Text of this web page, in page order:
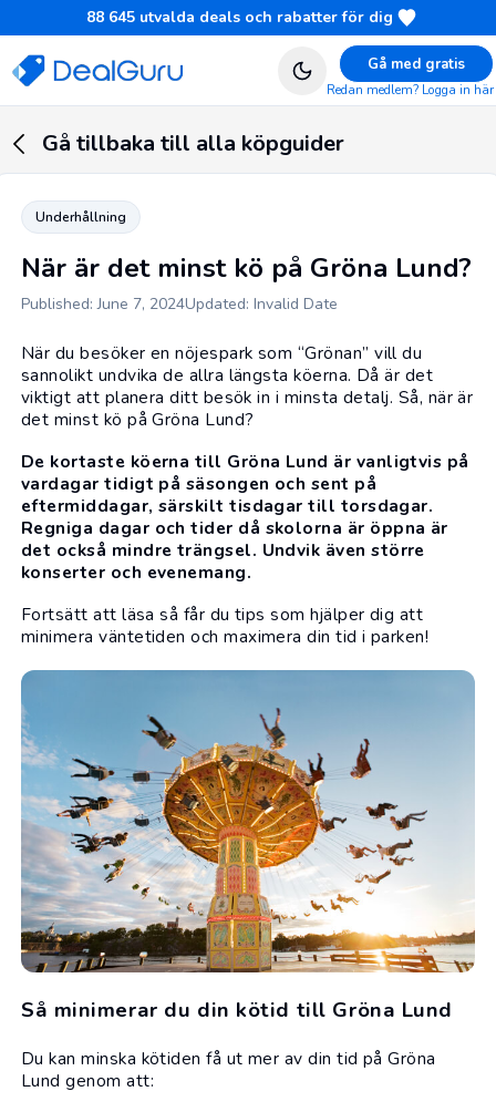
88 645 utvalda deals och rabatter för dig
Gå med gratis
Redan medlem? Logga in här
Gå tillbaka till alla köpguider
Underhållning
När är det minst kö på Gröna Lund?
Published: June 7, 2024Updated: Invalid Date
När du besöker en nöjespark som “Grönan” vill du
sannolikt undvika de allra längsta köerna. Då är det
viktigt att planera ditt besök in i minsta detalj. Så, när är
det minst kö på Gröna Lund?
De kortaste köerna till Gröna Lund är vanligtvis på
vardagar tidigt på säsongen och sent på
eftermiddagar, särskilt tisdagar till torsdagar.
Regniga dagar och tider då skolorna är öppna är
det också mindre trängsel. Undvik även större
konserter och evenemang.
Fortsätt att läsa så får du tips som hjälper dig att
minimera väntetiden och maximera din tid i parken!
Så minimerar du din kötid till Gröna Lund
Du kan minska kötiden få ut mer av din tid påGröna
Lund genom att: